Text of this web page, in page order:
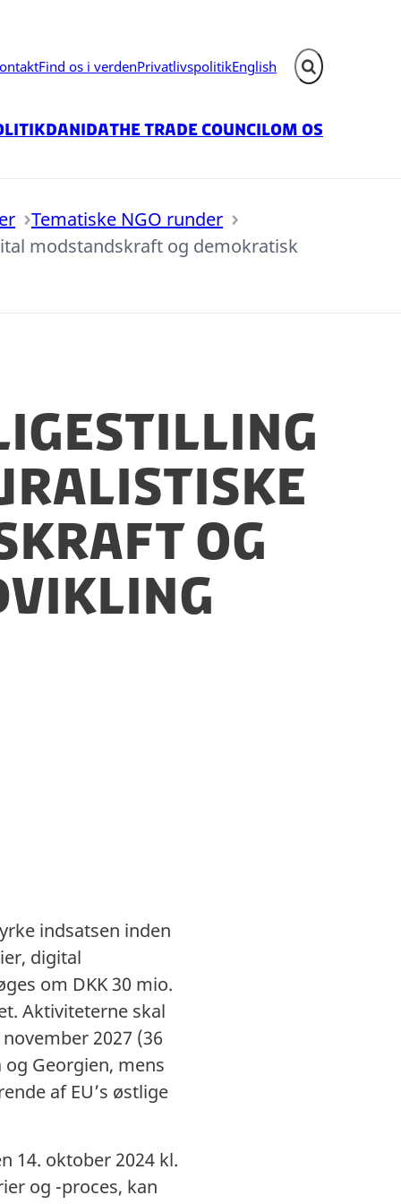
Find os i verdenPrivatlivspolitikEnglish Fold søgefelt ud
DanidaThe Trade CouncilOm os
Tematiske NGO runder
modstandskraft og demokratisk
og
indsatsen inden
digital
om DKK 30 mio.
Aktiviteterne skal
2027 (36
Georgien, mens
af EU’s østlige
14. oktober 2024 kl.
og -proces, kan